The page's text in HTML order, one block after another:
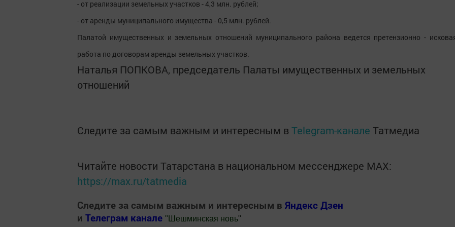
- от реализации земельных участков - 4,3 млн. рублей;
- от аренды муниципального имущества - 0,5 млн. рублей.
Палатой имущественных и земельных отношений муниципального района ведется претензионно -
работа по договорам аренды земельных участков.
Наталья ПОПКОВА, председатель Палаты имущественных и земельных
отношений
Следите за самым важным и интересным в Telegram-канале Татмедиа
Читайте новости Татарстана в национальном мессенджере MАХ:
https://max.ru/tatmedia
Следите за самым важным и интересным в Яндекс Дзен
и Телеграм канале " Шешминская новь"